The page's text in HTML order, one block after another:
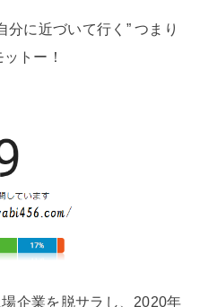
分に近づいて行く” つまり
トー！
企業を脱サラし、2020年